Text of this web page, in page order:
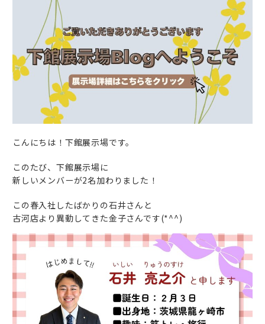
こんにちは！下館展示場です。
このたび、下館展示場に
新しいメンバーが2名加わりました！
この春入社したばかりの石井さんと
古河店より異動してきた金子さんです(*^^)